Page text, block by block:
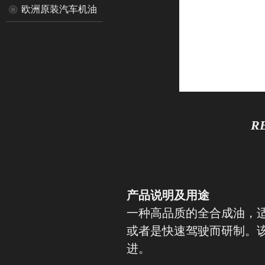
欧洲原装汽车机油
产品说明及用途
一种高品质的全合成油，
或者是快速驾驶而研制。
进。